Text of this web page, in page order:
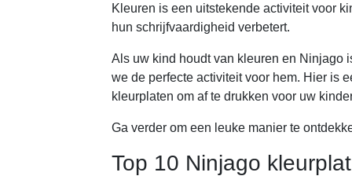
Kleuren is een uitstekende activiteit voor
hun schrijfvaardigheid verbetert.
Als uw kind houdt van kleuren en Ninjago
we de perfecte activiteit voor hem. Hier is
kleurplaten om af te drukken voor uw
Ga verder om een leuke manier te
Top 10 Ninjago